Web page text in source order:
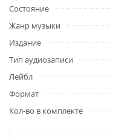
Состояние
Жанр музыки
Издание
Тип аудиозаписи
Лейбл
Формат
Кол-во в комплекте